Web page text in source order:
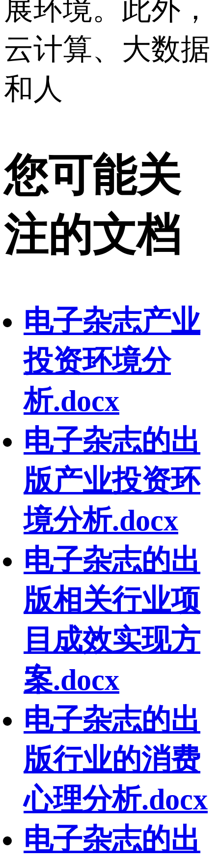
展环境。此外，
云计算、大数据
和人
您可能关
注的文档
电子杂志产业
投资环境分
析.docx
电子杂志的出
版产业投资环
境分析.docx
电子杂志的出
版相关行业项
目成效实现方
案.docx
电子杂志的出
版行业的消费
心理分析.docx
电子杂志的出